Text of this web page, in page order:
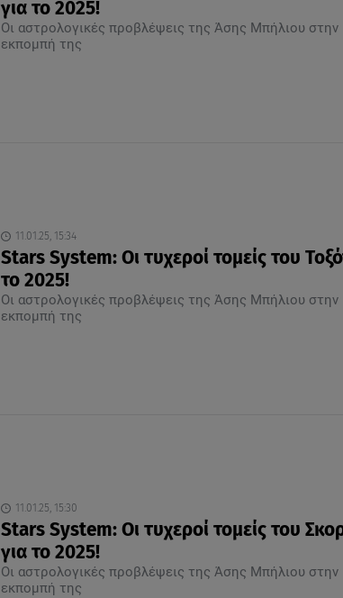
για το 2025!
Οι αστρολογικές προβλέψεις της Άσης Μπήλιου στην
εκπομπή της
11.01.25, 15:34
Stars System: Οι τυχεροί τομείς του
το 2025!
Οι αστρολογικές προβλέψεις της Άσης Μπήλιου στην
εκπομπή της
11.01.25, 15:30
Stars System: Οι τυχεροί τομείς του
για το 2025!
Οι αστρολογικές προβλέψεις της Άσης Μπήλιου στην
εκπομπή της